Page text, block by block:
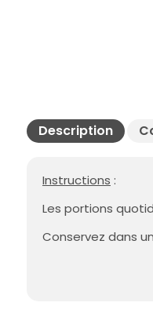
Description
Instructions :
Les portions
Conservez dans